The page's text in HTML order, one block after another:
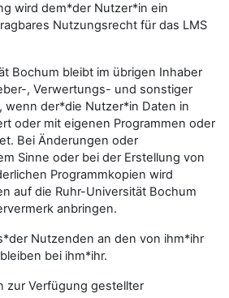
wird dem*der Nutzer*in ein
Nutzungsrecht für das LMS
Bochum bleibt im übrigen Inhaber
, Verwertungs- und sonstiger
wenn der*die Nutzer*in Daten in
oder mit eigenen Programmen oder
Bei Änderungen oder
Sinne oder bei der Erstellung von
Programmkopien wird
auf die Ruhr-Universität Bochum
anbringen.
Nutzenden an den von ihm*ihr
bei ihm*ihr.
zur Verfügung gestellter